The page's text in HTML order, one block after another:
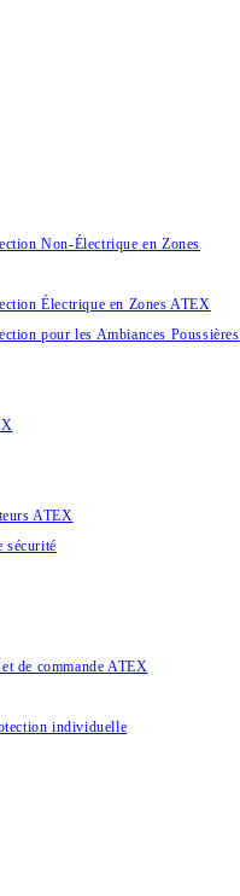
Non-Électrique en Zones
Électrique en Zones ATEX
pour les Ambiances Poussières
ATEX
sécurité
de commande ATEX
individuelle